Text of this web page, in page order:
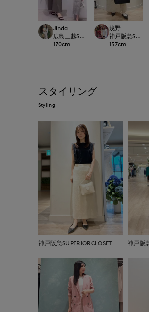
Jinda
広島三越SUPERIORCLOSET
170cm
浅野
神戸阪急
157cm
スタイリング
Styling
神戸阪急SUPERIORCLOSET 神戸阪